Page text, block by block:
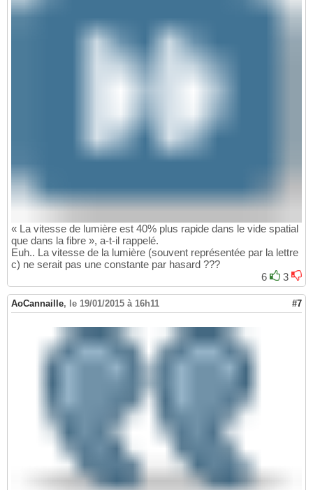
« La vitesse de lumière est 40% plus rapide dans le vide spatial
que dans la fibre », a-t-il rappelé.
Euh.. La vitesse de la lumière (souvent représentée par la lettre
c) ne serait pas une constante par hasard ???
6
3
AoCannaille, le 19/01/2015 à 16h11 #7